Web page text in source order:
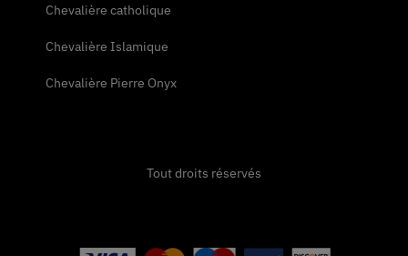
Chevalière catholique
Chevalière Islamique
Chevalière Pierre Onyx
Tout droits réservés